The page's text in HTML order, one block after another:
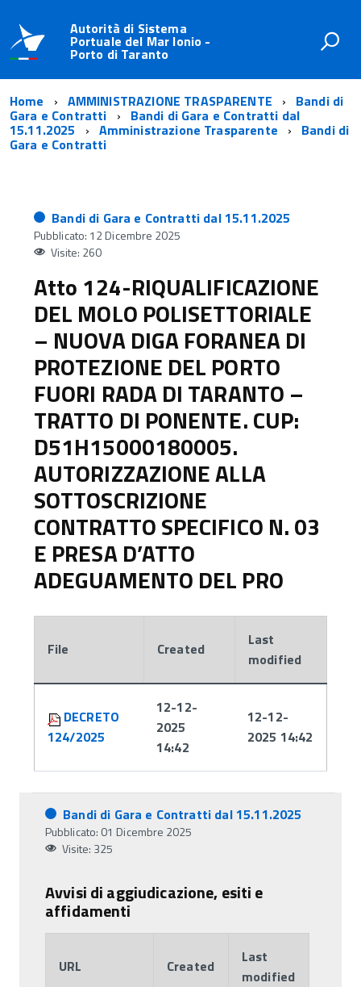
Autorità di Sistema
Portuale del Mar Ionio -
Porto di Taranto
Home AMMINISTRAZIONE TRASPARENTE Bandi di
Gara e Contratti Bandi di Gara e Contratti dal
15.11.2025 Amministrazione Trasparente Bandi di
Gara e Contratti
Bandi di Gara e Contratti dal 15.11.2025
Pubblicato: 12 Dicembre 2025
Visite: 260
Atto 124-RIQUALIFICAZIONE
DEL MOLO POLISETTORIALE
– NUOVA DIGA FORANEA DI
PROTEZIONE DEL PORTO
FUORI RADA DI TARANTO –
TRATTO DI PONENTE. CUP:
D51H15000180005.
AUTORIZZAZIONE ALLA
SOTTOSCRIZIONE
CONTRATTO SPECIFICO N. 03
E PRESA D’ATTO
ADEGUAMENTO DEL PRO
File Created
Last
modified
DECRETO
124/2025
12-12-
2025
14:42
12-12-
2025 14:42
Bandi di Gara e Contratti dal 15.11.2025
Pubblicato: 01 Dicembre 2025
Visite: 325
Avvisi di aggiudicazione, esiti e
affidamenti
URL Created
Last
modified